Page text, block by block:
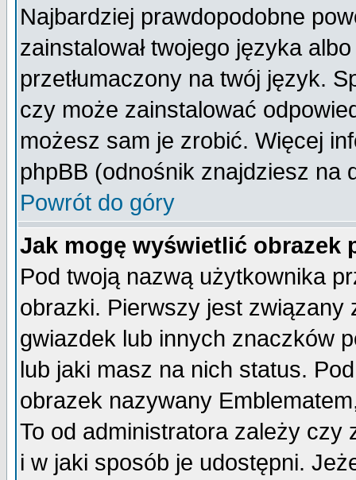
Najbardziej prawdopodobne
zainstalował twojego języka
przetłumaczony na twój język.
czy może zainstalować
możesz sam je zrobić. Więcej
phpBB (odnośnik znajdziesz na
Powrót do góry
Jak mogę wyświetlić obrazek
Pod twoją nazwą użytkownika
obrazki. Pierwszy jest
gwiazdek lub innych znaczków
lub jaki masz na nich status.
obrazek nazywany
To od administratora zależy czy
i w jaki sposób je udostępni.